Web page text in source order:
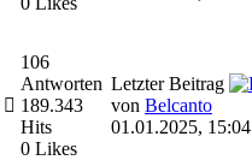
106
Antworten
189.343
Hits
0 Likes
Letzter Beitrag
von Belcanto
01.01.2025, 15:04